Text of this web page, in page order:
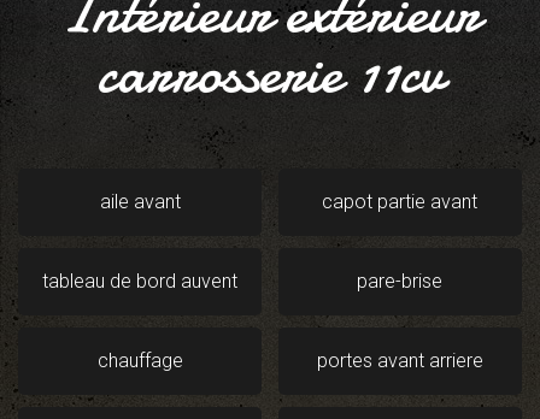
carrosserie 11cv
aile avant capot partie avant
tableau de bord auvent pare-brise
chauffage portes avant arriere